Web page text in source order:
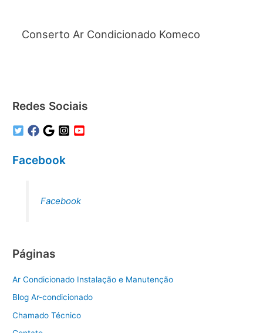
Conserto Ar Condicionado Komeco
Redes Sociais
Facebook
Facebook
Páginas
Ar Condicionado Instalação e Manutenção
Blog Ar-condicionado
Chamado Técnico